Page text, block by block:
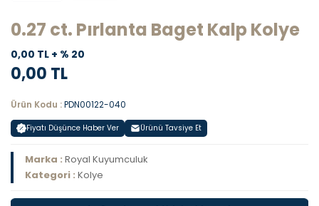
0.27 ct. Pırlanta Baget Kalp Kolye
0,00 TL + % 20
0,00 TL
Ürün Kodu :PDN00122-040
Fiyatı Düşünce Haber Ver Ürünü Tavsiye Et
Marka : Royal Kuyumculuk
Kategori : Kolye